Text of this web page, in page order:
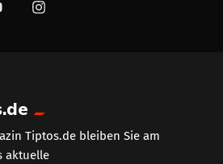
Tiptos.de bleiben Sie am
aktuelle